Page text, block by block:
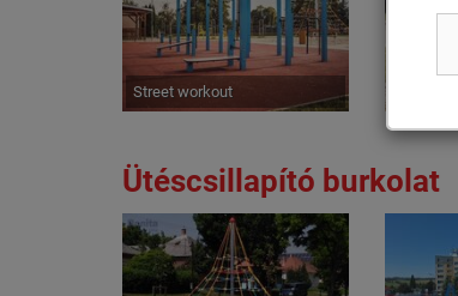
Street workout
Ütéscsillapító burkolat